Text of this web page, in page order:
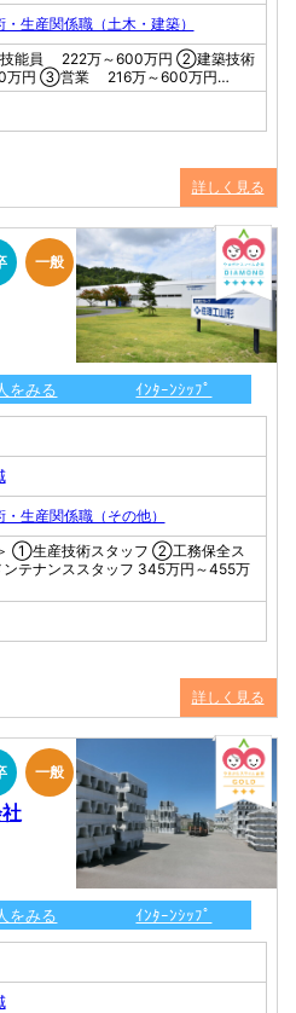
・生産関係職（土木・建築）
能員 222万～600万円 ②建築技術
万円 ③営業 216万～600万円…
詳しく見る
一般
をみる ｲﾝﾀｰﾝｼｯﾌﾟ
生産関係職（その他）
①生産技術スタッフ ②工務保全ス
テナンススタッフ 345万円～455万
詳しく見る
一般
をみる ｲﾝﾀｰﾝｼｯﾌﾟ